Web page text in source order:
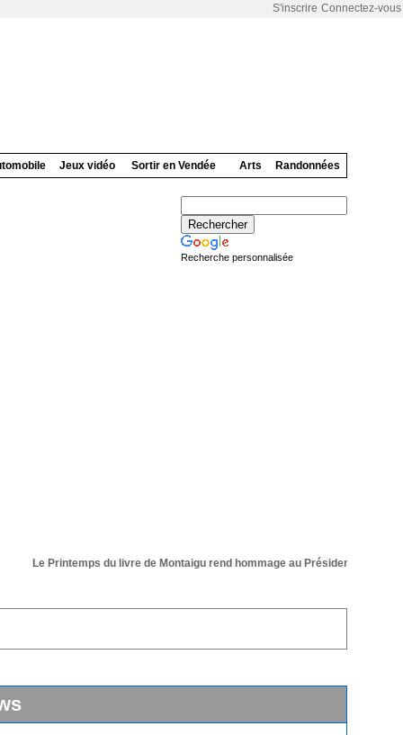
Connectez-vous
S'inscrire
Jeux vidéo Sortir en Vendée Arts Randonnées
Recherche personnalisée
Le Printemps du livre de Montaigu rend hommage au Président de sa 36